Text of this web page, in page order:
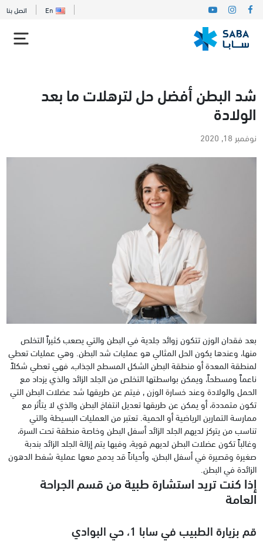
En اتصل بنا
شد البطن أفضل حل لترهلات ما بعد
الولادة
نوفمبر 18, 2020
بعد فقدان الوزن تتكون زوائد جلدية في البطن والتي يصعب كثيراً التخلص
منها، وعندها يكون الحل المثالي هو عمليات شد البطن. وهي عمليات تعطي
لمنطقة المعدة أو منطقة البطن الشكل المسطح الجذاب، فهي تعطي شكلاً
ناعماً ومسطحاً، ويمكن بواسطتها التخلص من الجلد الزائد والذي يزداد مع
الحمل والولادة وعند خسارة الوزن , فيتم عن طريقها شد عضلات البطن التي
تكون متمددة، أو يمكن عن طريقها تعديل انتفاخ البطن والذي لا يتأثر مع
ممارسة التمارين الرياضية أو الحمية. تعتبر من العمليات البسيطة والتي
تناسب من يتركز لديهم الجلد الزائد أسفل البطن وخاصة منطقة تحت السرة،
وغالباً تكون عضلات البطن لديهم قوية، وفيها يتم إزالة الجلد الزائد بندبة
صغيرة وقصيرة في أسفل البطن، وأحياناً قد يدمج معها عملية شفط الدهون
الزائدة في البطن.
إذا كنت تريد استشارة طبية من قسم الجراحة
العامة
قم بزيارة الطبيب في سابا 1، حي البوادي